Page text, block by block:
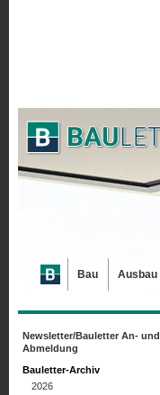
Newsletter/Bauletter An- und
Abmeldung
Bauletter-Archiv
2026
Bau Ausbau